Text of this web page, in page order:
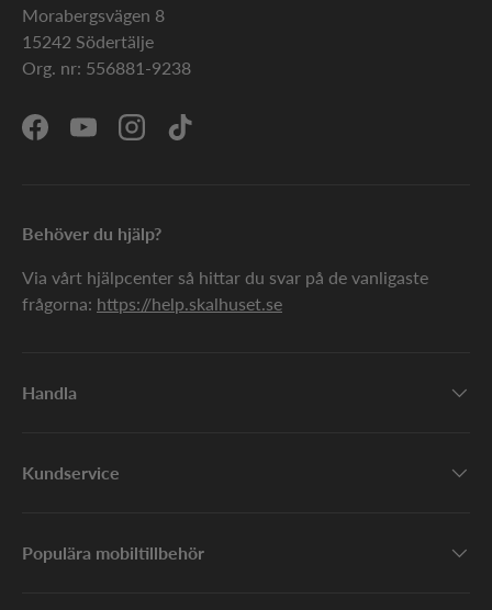
Morabergsvägen 8
15242 Södertälje
Org. nr: 556881-9238
FacebookYouTubeInstagramTikTok
Behöver du hjälp?
Via vårt hjälpcenter så hittar du svar på de vanligaste
frågorna: https://help.skalhuset.se
Handla
Kundservice
Populära mobiltillbehör